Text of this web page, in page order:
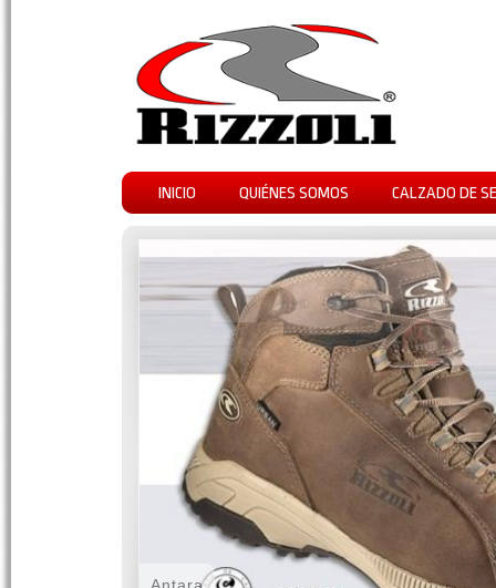
INICIO QUIÉNES SOMOS CALZADO DE